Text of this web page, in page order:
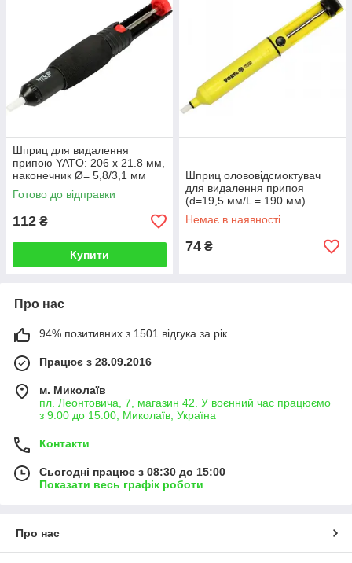
Шприц для видалення
припою YATO: 206 x 21.8 мм,
наконечник Ø= 5,8/3,1 мм
зовн/внутр
Готово до відправки
112 ₴
Купити
Шприц олововідсмоктувач
для видалення припоя
(d=19,5 мм/L = 190 мм)
VOREL
Немає в наявності
74 ₴
Про нас
94% позитивних з 1501 відгука за рік
Працює з 28.09.2016
м. Миколаїв
пл. Леонтовича, 7, магазин 42. У воєнний час працюємо
з 9:00 до 15:00, Миколаїв, Україна
Контакти
Сьогодні працює з 08:30 до 15:00
Показати весь графік роботи
Про нас